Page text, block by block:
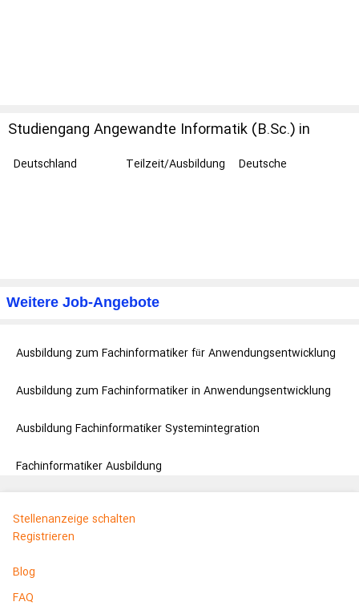
Studiengang Angewandte Informatik (B.Sc.) in
Deutschland Teilzeit/Ausbildung
Deutsche
Weitere Job-Angebote
Ausbildung zum Fachinformatiker für Anwendungsentwicklung
Ausbildung zum Fachinformatiker in Anwendungsentwicklung
Ausbildung Fachinformatiker Systemintegration
Fachinformatiker Ausbildung
Stellenanzeige schalten
Registrieren
Blog
FAQ